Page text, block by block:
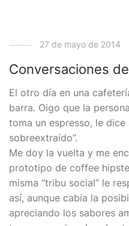
27 de mayo de 2014
Conversaciones
El otro día en una
barra. Oigo que la
toma un espresso, le
sobreextraído”.
Me doy la vuelta y me
prototipo de coffee
misma “tribu social” le
así, aunque cabía la
apreciando los sabores